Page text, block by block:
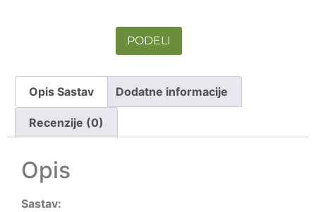
PODELI
Opis Sastav Dodatne informacije
Recenzije (0)
Opis
Sastav: